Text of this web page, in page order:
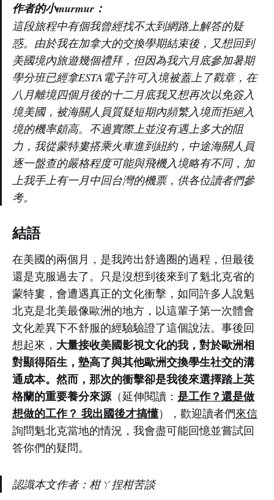
作者的小murmur：
這段旅程中有個我曾經找不太到網路上解答的疑
惑。由於我在加拿大的交換學期結束後，又想回到
美國境內旅遊幾個禮拜，但因為我六月底參加暑期
學分班已經拿ESTA電子許可入境被蓋上了戳章，在
八月離境四個月後的十二月底我又想再次以免簽入
境美國，被海關人員質疑短期內頻繁入境而拒絕入
境的機率頗高。不過實際上並沒有遇上多大的阻
力，我從蒙特婁搭乘火車進到紐約，中途海關人員
逐一盤查的嚴格程度可能與飛機入境略有不同，加
上我手上有一月中回台灣的機票，供各位讀者們參
考。
結語
在美國的兩個月，是我跨出舒適圈的過程，但最後
還是克服過去了。只是沒想到後來到了魁北克省的
蒙特婁，會遭遇真正的文化衝擊，如同許多人說魁
北克是北美最像歐洲的地方，以這輩子第一次體會
文化差異下不舒服的經驗驗證了這個說法。事後回
想起來， 大量接收美國影視文化的我，對於歐洲相
對顯得陌生，墊高了與其他歐洲交換學生社交的溝
通成本。然而，那次的衝擊卻是我後來選擇踏上英
格蘭的重要養分來源（延伸閱讀： 是工作？還是做
想做的工作？ 我出國後才搞懂），歡迎讀者們來信
詢問魁北克當地的情況，我會盡可能回憶並嘗試回
答你們的疑問。
認識本文作者：柑ㄚ捏柑苦談